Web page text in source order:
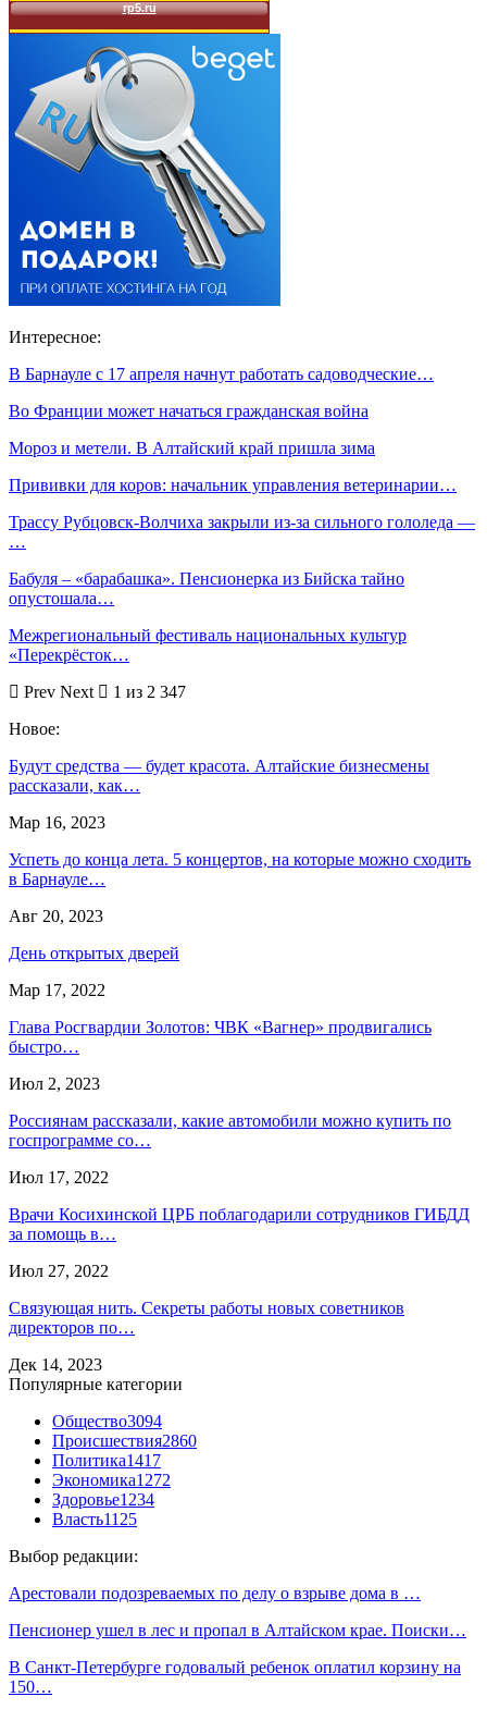
Интересное:
В Барнауле с 17 апреля начнут работать садоводческие…
Во Франции может начаться гражданская война
Мороз и метели. В Алтайский край пришла зима
Прививки для коров: начальник управления ветеринарии…
Трассу Рубцовск-Волчиха закрыли из-за сильного гололеда —
…
Бабуля – «барабашка». Пенсионерка из Бийска тайно
опустошала…
Межрегиональный фестиваль национальных культур
«Перекрёсток…
Prev Next
1 из 2 347
Новое:
Будут средства — будет красота. Алтайские бизнесмены
рассказали, как…
Мар 16, 2023
Успеть до конца лета. 5 концертов, на которые можно сходить
в Барнауле…
Авг 20, 2023
День открытых дверей
Мар 17, 2022
Глава Росгвардии Золотов: ЧВК «Вагнер» продвигались
быстро…
Июл 2, 2023
Россиянам рассказали, какие автомобили можно купить по
госпрограмме со…
Июл 17, 2022
Врачи Косихинской ЦРБ поблагодарили сотрудников ГИБДД
за помощь в…
Июл 27, 2022
Связующая нить. Секреты работы новых советников
директоров по…
Дек 14, 2023
Популярные категории
Общество3094
Происшествия2860
Политика1417
Экономика1272
Здоровье1234
Власть1125
Выбор редакции:
Арестовали подозреваемых по делу о взрыве дома в …
Пенсионер ушел в лес и пропал в Алтайском крае. Поиски…
В Санкт-Петербурге годовалый ребенок оплатил корзину на
150…